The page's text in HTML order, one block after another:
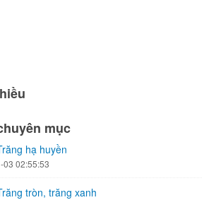
mục
hạ huyền
03 02:55:53
tròn, trăng xanh